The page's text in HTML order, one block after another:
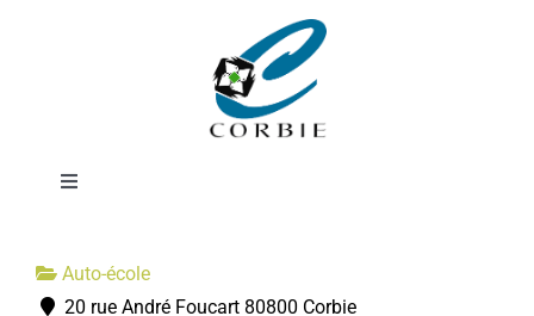
Toggle
Auto école
Bernard
Auto-école
20 rue André Foucart 80800 Corbie